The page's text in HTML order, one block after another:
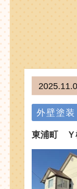
外壁塗装
東浦町 Ｙ